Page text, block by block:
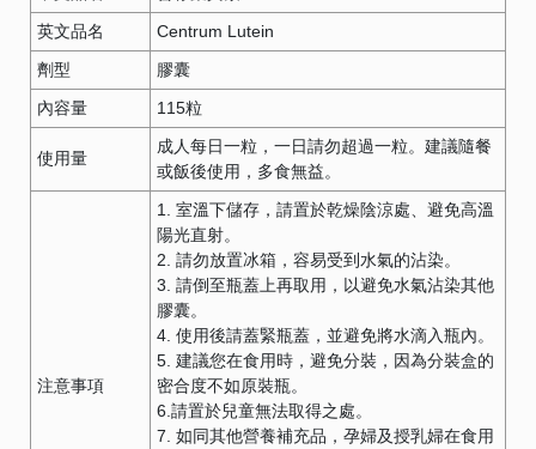
英文品名
Centrum Lutein
劑型
膠囊
內容量
115粒
使用量
成人每日一粒，一日請勿超過一粒。建議隨餐
或飯後使用，多食無益。
注意事項
1. 室溫下儲存，請置於乾燥陰涼處、避免高溫
陽光直射。
2. 請勿放置冰箱，容易受到水氣的沾染。
3. 請倒至瓶蓋上再取用，以避免水氣沾染其他
膠囊。
4. 使用後請蓋緊瓶蓋，並避免將水滴入瓶內。
5. 建議您在食用時，避免分裝，因為分裝盒的
密合度不如原裝瓶。
6.請置於兒童無法取得之處。
7. 如同其他營養補充品，孕婦及授乳婦在食用